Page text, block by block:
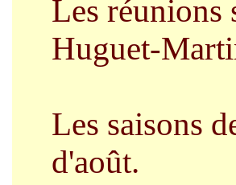
Les réunions
Huguet-
Les saisons
d'août.